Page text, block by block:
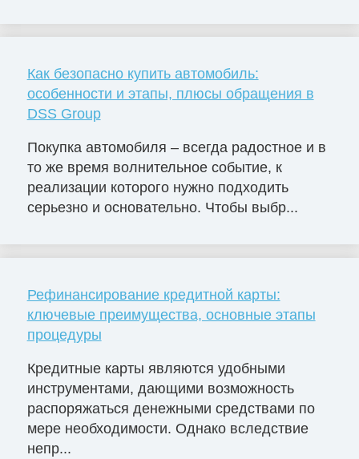
Как безопасно купить автомобиль:
особенности и этапы, плюсы обращения в
DSS Group
Покупка автомобиля – всегда радостное и в
то же время волнительное событие, к
реализации которого нужно подходить
серьезно и основательно. Чтобы выбр...
Рефинансирование кредитной карты:
ключевые преимущества, основные этапы
процедуры
Кредитные карты являются удобными
инструментами, дающими возможность
распоряжаться денежными средствами по
мере необходимости. Однако вследствие
непр...